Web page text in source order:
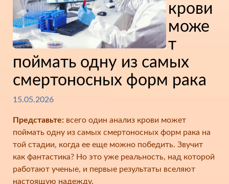
крови
може
т
поймать одну из самых
смертоносных форм рака
15.05.2026
Представьте: всего один анализ крови может
поймать одну из самых смертоносных форм рака на
той стадии, когда ее еще можно победить. Звучит
как фантастика? Но это уже реальность, над которой
работают ученые, и первые результаты вселяют
настоящую надежду.